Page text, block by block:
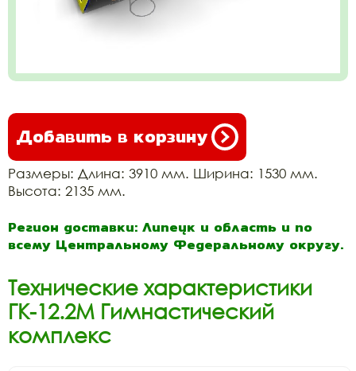
Добавить в корзину
Размеры: Длина: 3910 мм. Ширина: 1530 мм.
Высота: 2135 мм.
Регион доставки: Липецк и область и по
всему Центральному Федеральному округу.
Технические характеристики
ГК-12.2М Гимнастический
комплекс